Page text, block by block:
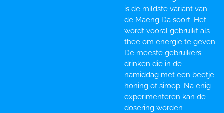
is de mildste variant van
de Maeng Da soort. Het
wordt vooral gebruikt als
thee om energie te geven.
De meeste gebruikers
drinken die in de
namiddag met een beetje
honing of siroop. Na enig
experimenteren kan de
dosering worden